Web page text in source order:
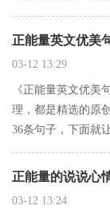
我甚至不能假装这
他们经常被自己的
正能量英文优美
03-12 13:29
《正能量英文优美
理，都是精选的原
36条句子，下面就
大海，春暖花开”
英文优美句子大全
正能量的说说心
03-12 13:24